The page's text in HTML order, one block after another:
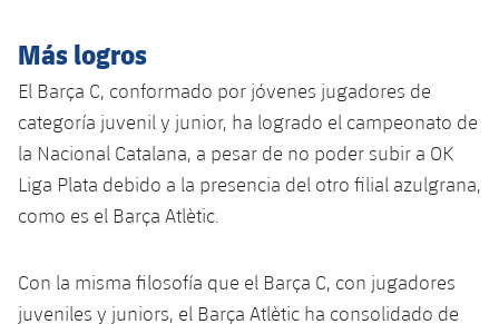
Más logros
El Barça C, conformado por jóvenes jugadores de
categoría juvenil y junior, ha logrado el campeonato de
la Nacional Catalana, a pesar de no poder subir a OK
Liga Plata debido a la presencia del otro filial azulgrana,
como es el Barça Atlètic.
Con la misma filosofía que el Barça C, con jugadores
juveniles y juniors, el Barça Atlètic ha consolidado de